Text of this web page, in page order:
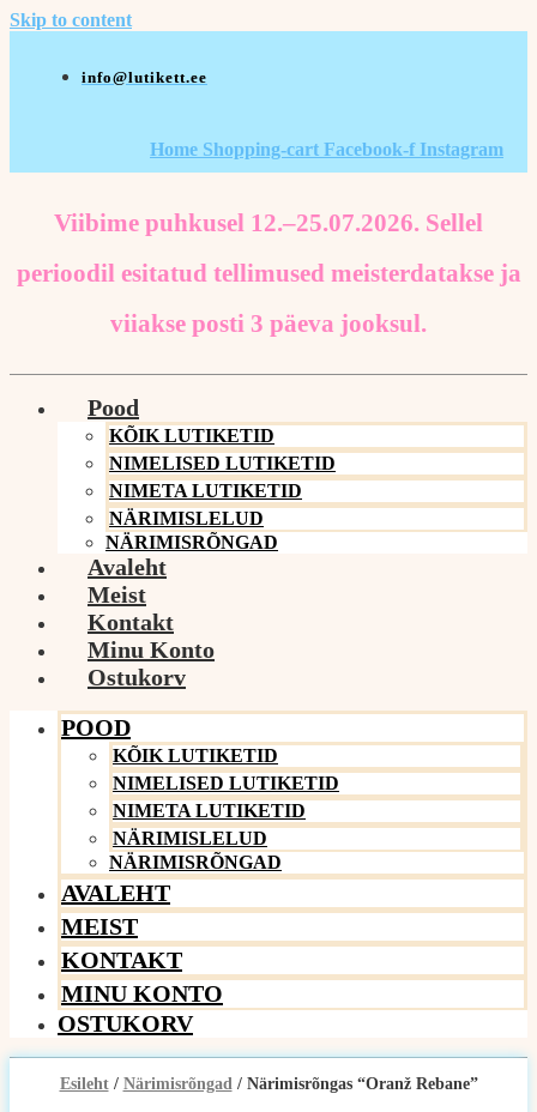
Skip to content
info@lutikett.ee
Home Shopping-cart Facebook-f Instagram
Viibime puhkusel 12.–25.07.2026. Sellel
perioodil esitatud tellimused meisterdatakse ja
viiakse posti 3 päeva jooksul.
Pood
KÕIK LUTIKETID
NIMELISED LUTIKETID
NIMETA LUTIKETID
NÄRIMISLELUD
NÄRIMISRÕNGAD
Avaleht
Meist
Kontakt
Minu Konto
Ostukorv
POOD
KÕIK LUTIKETID
NIMELISED LUTIKETID
NIMETA LUTIKETID
NÄRIMISLELUD
NÄRIMISRÕNGAD
AVALEHT
MEIST
KONTAKT
MINU KONTO
OSTUKORV
Esileht/ Närimisrõngad/ Närimisrõngas “Oranž Rebane”